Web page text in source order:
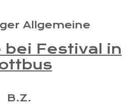
Allgemeine
bei Festival in
B.Z.